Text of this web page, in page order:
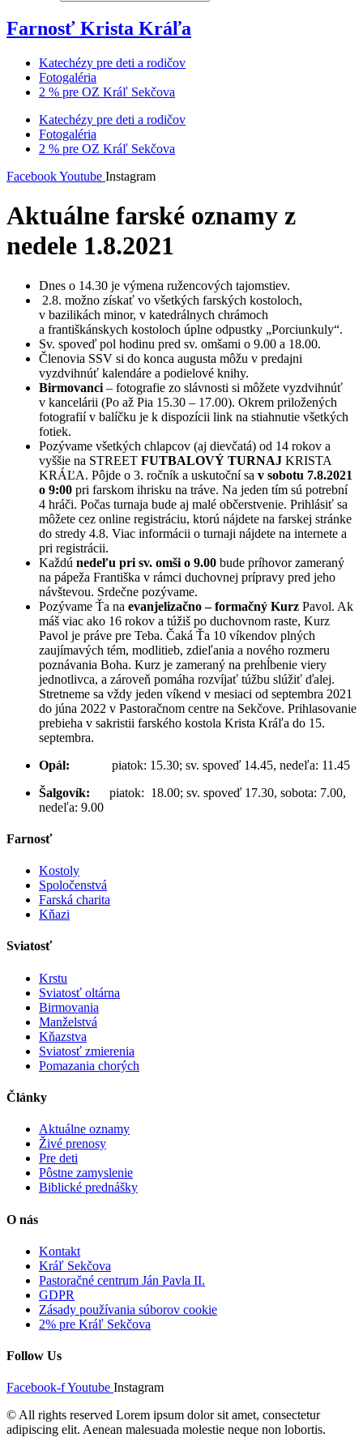
Farnosť Krista Kráľa
Katechézy pre deti a rodičov
Fotogaléria
2 % pre OZ Kráľ Sekčova
Katechézy pre deti a rodičov
Fotogaléria
2 % pre OZ Kráľ Sekčova
FacebookYoutube Instagram
Aktuálne farské oznamy z
nedele 1.8.2021
Dnes o 14.30 je výmena ružencových tajomstiev.
2.8. možno získať vo všetkých farských kostoloch,
v bazilikách minor, v katedrálnych chrámoch
a františkánskych kostoloch úplne odpustky „Porciunkuly“.
Sv. spoveď pol hodinu pred sv. omšami o 9.00 a 18.00.
Členovia SSV si do konca augusta môžu v predajni
vyzdvihnúť kalendáre a podielové knihy.
Birmovanci – fotografie zo slávnosti si môžete vyzdvihnúť
v kancelárii (Po až Pia 15.30 – 17.00). Okrem priložených
fotografií v balíčku je k dispozícii link na stiahnutie všetkých
fotiek.
Pozývame všetkých chlapcov (aj dievčatá) od 14 rokov a
vyššie na STREET FUTBALOVÝ TURNAJ KRISTA
KRÁĽA. Pôjde o 3. ročník a uskutoční sa v sobotu 7.8.2021
o 9:00 pri farskom ihrisku na tráve. Na jeden tím sú potrební
4 hráči. Počas turnaja bude aj malé občerstvenie. Prihlásiť sa
môžete cez online registráciu, ktorú nájdete na farskej stránke
do stredy 4.8. Viac informácii o turnaji nájdete na internete a
pri registrácii.
Každú nedeľu pri sv. omši o 9.00 bude príhovor zameraný
na pápeža Františka v rámci duchovnej prípravy pred jeho
návštevou. Srdečne pozývame.
Pozývame Ťa na evanjelizačno – formačný Kurz Pavol. Ak
máš viac ako 16 rokov a túžiš po duchovnom raste, Kurz
Pavol je práve pre Teba. Čaká Ťa 10 víkendov plných
zaujímavých tém, modlitieb, zdieľania a nového rozmeru
poznávania Boha. Kurz je zameraný na prehĺbenie viery
jednotlivca, a zároveň pomáha rozvíjať túžbu slúžiť ďalej.
Stretneme sa vždy jeden víkend v mesiaci od septembra 2021
do júna 2022 v Pastoračnom centre na Sekčove. Prihlasovanie
prebieha v sakristii farského kostola Krista Kráľa do 15.
septembra.
Opál: piatok: 15.30; sv. spoveď 14.45, nedeľa: 11.45
Šalgovík: piatok: 18.00; sv. spoveď 17.30, sobota: 7.00,
nedeľa: 9.00
Farnosť
Kostoly
Spoločenstvá
Farská charita
Kňazi
Sviatosť
Krstu
Sviatosť oltárna
Birmovania
Manželstvá
Kňazstva
Sviatosť zmierenia
Pomazania chorých
Články
Aktuálne oznamy
Živé prenosy
Pre deti
Pôstne zamyslenie
Biblické prednášky
O nás
Kontakt
Kráľ Sekčova
Pastoračné centrum Ján Pavla II.
GDPR
Zásady používania súborov cookie
2% pre Kráľ Sekčova
Follow Us
Facebook-fYoutube Instagram
© All rights reserved Lorem ipsum dolor sit amet, consectetur
adipiscing elit. Aenean malesuada molestie neque non lobortis.